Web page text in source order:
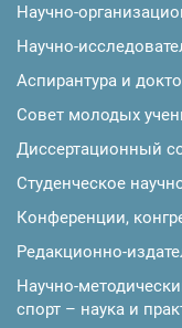
Научно-
Научно-
Аспирантура и
Совет молодых
Диссертационный
Студенческое
Конференции,
Редакционно-
Научно-
спорт – наука и